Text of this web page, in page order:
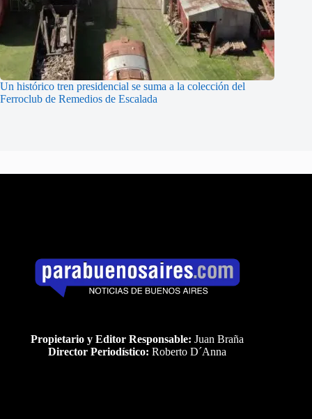
Un histórico tren presidencial se suma a la colección del
Ferroclub de Remedios de Escalada
Propietario y Editor Responsable: Juan Braña
Director Periodístico: Roberto D´Anna